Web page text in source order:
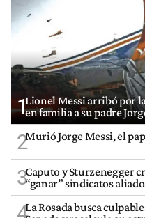
1Lionel Messi arribó por
en familia a su padre
2Murió Jorge Messi, el
3Caputo y Sturzenegger
“ganar” sindicatos
4La Rosada busca